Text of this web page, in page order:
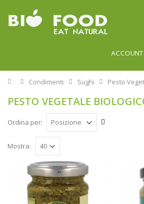
ACCOUNT
Home
Condimenti Sughi Pesto
PESTO VEGETALE
Ordina per:
Mostra: